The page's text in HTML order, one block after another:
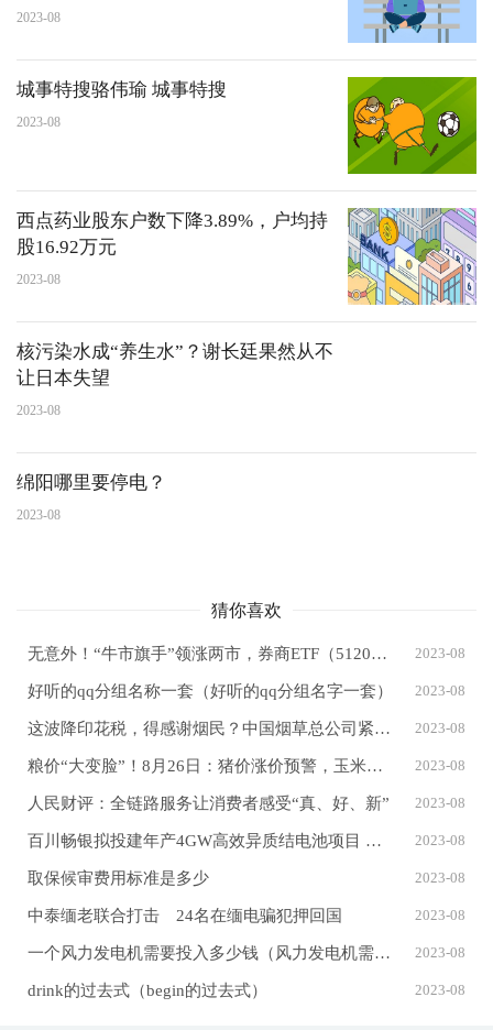
了？
2023-08
城事特搜骆伟瑜 城事特搜
2023-08
西点药业股东户数下降3.89%，户均持
股16.92万元
2023-08
核污染水成“养生水”？谢长廷果然从不
让日本失望
2023-08
绵阳哪里要停电？
2023-08
猜你喜欢
无意外！“牛市旗手”领涨两市，券商ETF（512000）开盘涨停，半小时轰出16亿元巨量！ 2023-08
好听的qq分组名称一套（好听的qq分组名字一套） 2023-08
这波降印花税，得感谢烟民？中国烟草总公司紧急辟谣 2023-08
粮价“大变脸”！8月26日：猪价涨价预警，玉米、小麦涨势有变！ 2023-08
人民财评：全链路服务让消费者感受“真、好、新” 2023-08
百川畅银拟投建年产4GW高效异质结电池项目 扩大新能源业务规模 2023-08
取保候审费用标准是多少 2023-08
中泰缅老联合打击 24名在缅电骗犯押回国 2023-08
一个风力发电机需要投入多少钱（风力发电机需要投资多少钱） 2023-08
drink的过去式（begin的过去式） 2023-08